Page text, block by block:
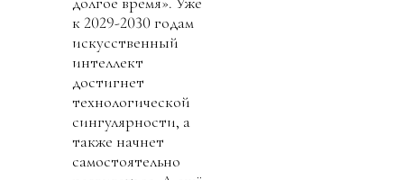
к 2029-2030 годам
искусственный
интеллект
достигнет
технологической
сингулярности, а
также начнет
самостоятельно